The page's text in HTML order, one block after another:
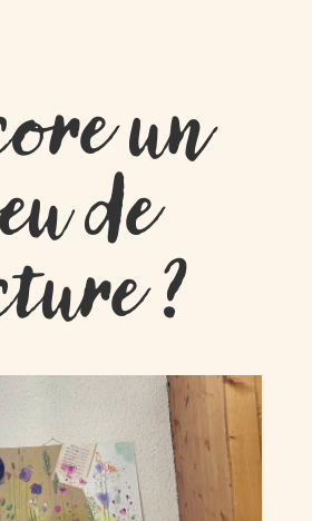
un
de
?